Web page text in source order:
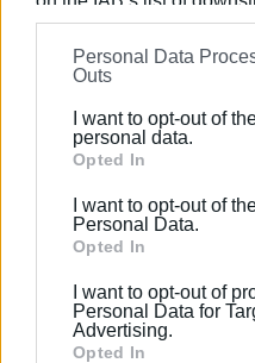
information may also be
on theIAB’s List of
further disclose it to other
Please note that this
Google services and
behaviour. You may click
Google and its third-party
section.
Personal Data
Outs
I want to opt-out of
personal data.
Opted In
I want to opt-out of
Personal Data.
Opted In
I want to opt-out of
Personal Data for
Advertising.
Opted In
Εργάζεται στις
1990 σε θέσεις υψηλής
καλλιτεχνικό ρεπορτάζ.
Ακολουθήστε το